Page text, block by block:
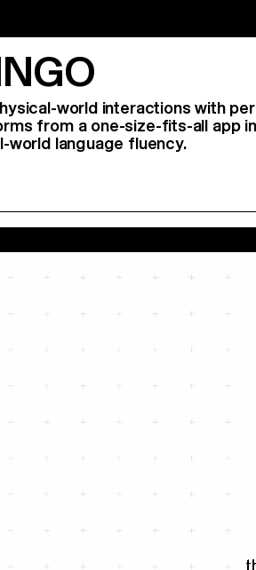
world interactions with
from a one-size-fits-all app
world language fluency.